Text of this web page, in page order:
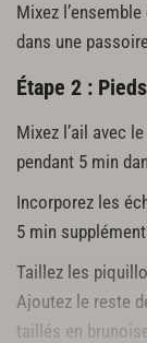
Mixez
dans une
Étape 2 :
Mixez l’ail avec
pendant 5 min
Incorporez les
5 min
Taillez les
Ajoutez le reste
taillés en